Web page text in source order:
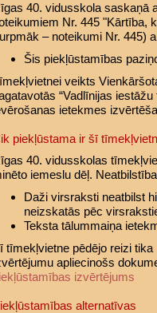
40. vidusskola saskaņā
Nr. 445 "Kārtība,
– noteikumi Nr. 445)
Šis piekļūstamības
veikts
“Vadlīnijas
ietekmes
piekļūstama ir šī
40. vidusskolas
iemeslu dēļ.
Daži virsraksti neatbilst
neizskatās pēc
Teksta tālummaiņa
tīmekļvietne pēdējo reizi
apliecinošs
izvērtējums
alternatīvas